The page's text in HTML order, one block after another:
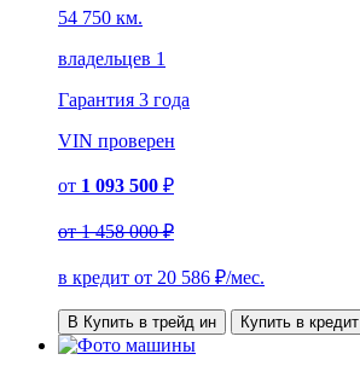
54 750 км.
владельцев 1
Гарантия 3 года
VIN проверен
от 1 093 500 ₽
от1 458 000 ₽
в кредит от 20 586 ₽/мес.
В Купить в трейд ин Купить в кредит